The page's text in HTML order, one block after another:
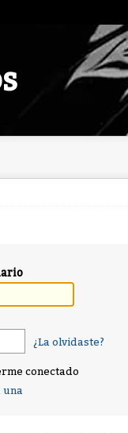
¿La olvidaste?
conectado
una